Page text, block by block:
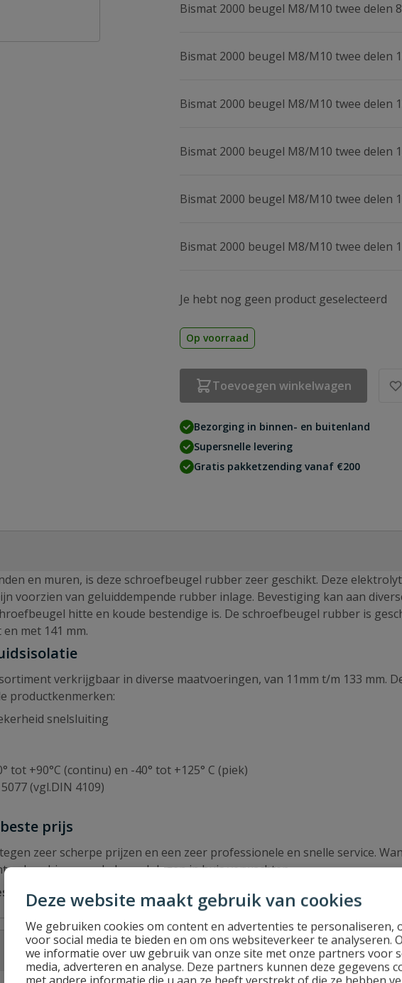
Deze website maakt gebruik van cookies
We gebruiken cookies om content en advertenties te personaliseren,
voor social media te bieden en om ons websiteverkeer te analyseren.
we informatie over uw gebruik van onze site met onze partners voor
media, adverteren en analyse. Deze partners kunnen deze gegevens
Bismat 2000 beugel M8/M10 twee delen
Bismat 2000 beugel M8/M10 twee delen
Bismat 2000 beugel M8/M10 twee delen
Bismat 2000 beugel M8/M10 twee delen
Bismat 2000 beugel M8/M10 twee delen
Bismat 2000 beugel M8/M10 twee delen
Je hebt nog geen product geselecteerd
Op voorraad
Toevoegen winkelwagen
Bezorging in binnen- en buitenland
Supersnelle levering
Gratis pakketzending vanaf €200
en muren, is deze schroefbeugel rubber zeer geschikt. Deze
voorzien van geluiddempende rubber inlage. Bevestiging kan aan
hitte en koude bestendige is. De schroefbeugel rubber is
met 141 mm.
verkrijgbaar in diverse maatvoeringen, van 11mm t/m 133 mm.
productkenmerken:
snelsluiting
tot +90°C (continu) en -40° tot +125° C (piek)
(vgl.DIN 4109)
prijs
zeer scherpe prijzen en een zeer professionele en snelle service.
u deze binnen enkele werkdagen in huis verwachten.
bij PVC24.nl. Snelle levering en professionele service!